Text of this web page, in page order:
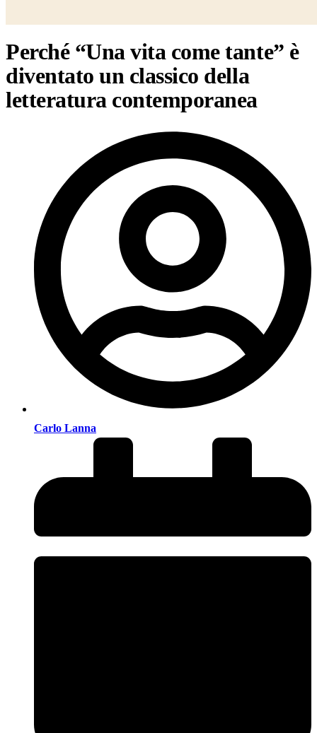
Perché “Una vita come tante” è
diventato un classico della
letteratura contemporanea
Carlo Lanna